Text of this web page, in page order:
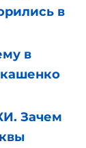
в
в
Зачем